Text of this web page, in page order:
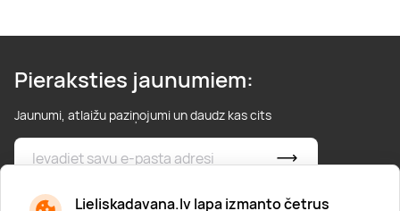
Lieliskadavana.lv lapa izmanto četrus
Pieraksties jaunumiem:
Jaunumi, atlaižu paziņojumi un daudz kas cits
* Esmu iepazinies/usies ar privātuma politiku